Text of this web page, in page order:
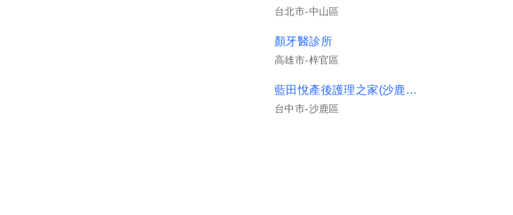
台北市-中山區
顏牙醫診所
高雄市-梓官區
藍田悅產後護理之家(沙鹿館)
台中市-沙鹿區